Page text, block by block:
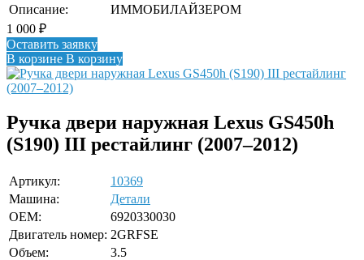
Описание:
ИММОБИЛАЙЗЕРОМ
1 000 ₽
Оставить заявку
В корзине В корзину
Ручка двери наружная Lexus GS450h
(S190) III рестайлинг (2007–2012)
Артикул:
10369
Машина:
Детали
OEM:
6920330030
Двигатель номер: 2GRFSE
Объем:
3.5